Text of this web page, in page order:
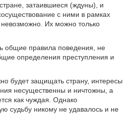
затаившиеся (ждуны), и
с ними в рамках
невозможно. Их можно только
общие правила поведения, не
определения преступления и
будет защищать страну, интересы
несущественны и ничтожны, а
как чуждая. Однако
судьбу никому не удавалось и не